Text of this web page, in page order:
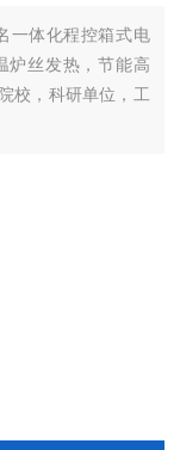
一体化程控箱式电
炉丝发热，节能高
校，科研单位，工